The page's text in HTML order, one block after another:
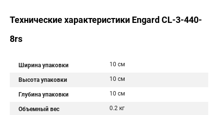
Технические характеристики Engard CL-3-440-
8rs
Ширина упаковки 10 см
Высота упаковки 10 см
Глубина упаковки 10 см
Объемный вес 0.2 кг